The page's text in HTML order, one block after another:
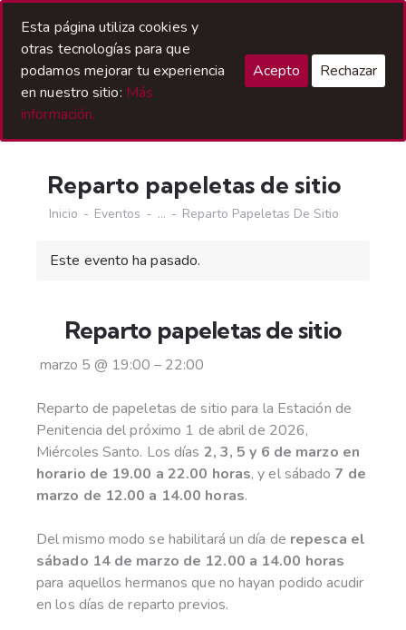
Reparto papeletas de sitio
Inicio Eventos ... Reparto Papeletas De Sitio
Este evento ha pasado.
Reparto papeletas de sitio
marzo 5 @ 19:00 – 22:00
Reparto de papeletas de sitio para la Estación de
Penitencia del próximo 1 de abril de 2026,
Miércoles Santo. Los días 2, 3, 5 y 6 de marzo en
horario de 19.00 a 22.00 horas, y el sábado 7 de
marzo de 12.00 a 14.00 horas.
Del mismo modo se habilitará un día de repesca el
sábado 14 de marzo de 12.00 a 14.00 horas
para aquellos hermanos que no hayan podido acudir
en los días de reparto previos.
Esta página utiliza cookies y
otras tecnologías para que
podamos mejorar tu experiencia
en nuestro sitio: Más
información.
Acepto Rechazar